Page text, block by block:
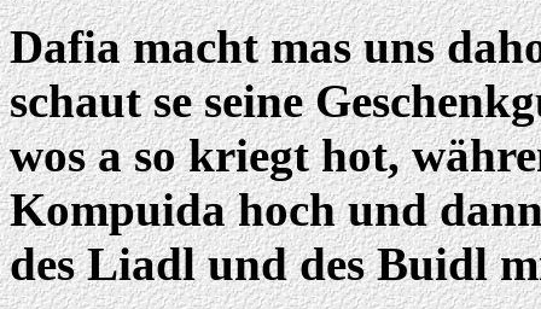
Dafia macht mas uns
schaut se seine
wos a so kriegt hot,
Kompuida hoch und
des Liadl und des Buidl